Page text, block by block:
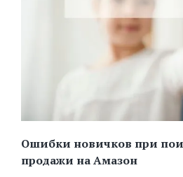
Ошибки новичков при
продажи на Амазон